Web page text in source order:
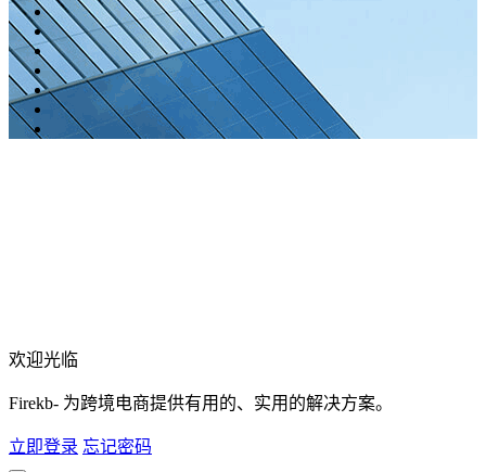
欢迎光临
Firekb- 为跨境电商提供有用的、实用的解决方案。
立即登录 忘记密码